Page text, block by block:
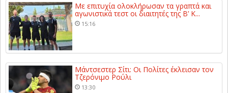
Με επιτυχία ολοκλήρωσαν τα γραπτά και
αγωνιστικά τεστ οι διαιτητές της Β’ Κ...
15:16
Μάντσεστερ Σίτι: Οι Πολίτες έκλεισαν τον
Τζερόνιμο Ρούλι
13:30